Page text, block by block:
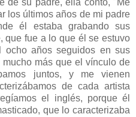
los últimos años de mi padre
él estaba grabando sus
que fue a lo que él se estuvo
ocho años seguidos en sus
más que el vínculo de
juntos, y me vienen
de cada artista
el inglés, porque él
que lo caracterizaba